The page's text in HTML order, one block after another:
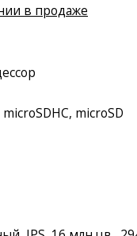
в продаже
microSD